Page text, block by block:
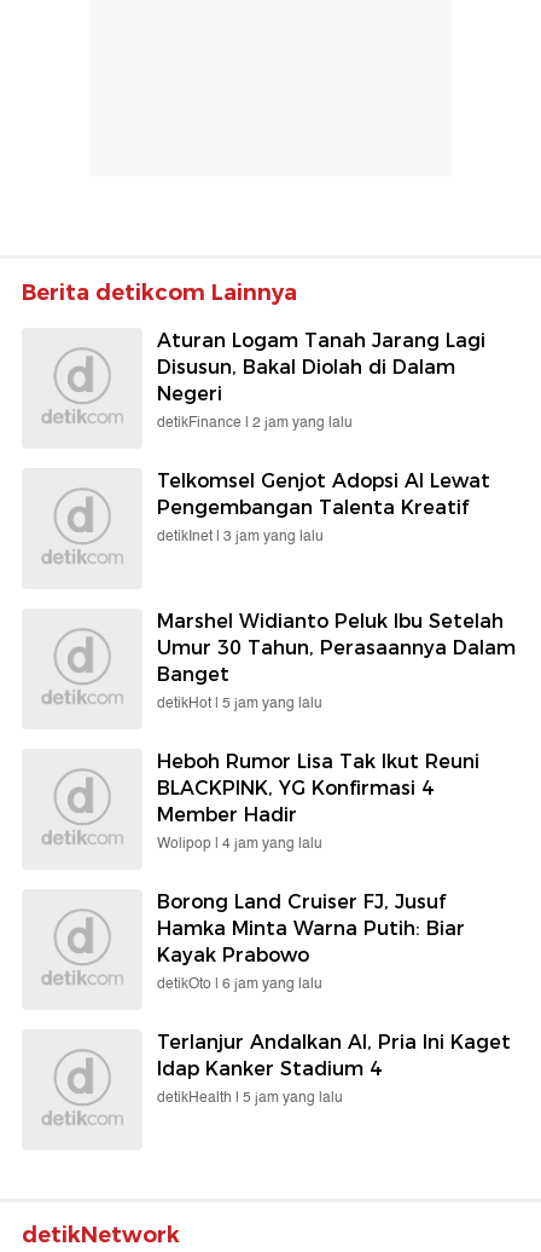
Berita detikcom Lainnya
Aturan Logam Tanah Jarang Lagi
Disusun, Bakal Diolah di Dalam
Negeri
detikFinance | 2 jam yang lalu
Telkomsel Genjot Adopsi AI Lewat
Pengembangan Talenta Kreatif
detikInet | 3 jam yang lalu
Marshel Widianto Peluk Ibu Setelah
Umur 30 Tahun, Perasaannya Dalam
Banget
detikHot | 5 jam yang lalu
Heboh Rumor Lisa Tak Ikut Reuni
BLACKPINK, YG Konfirmasi 4
Member Hadir
Wolipop | 4 jam yang lalu
Borong Land Cruiser FJ, Jusuf
Hamka Minta Warna Putih: Biar
Kayak Prabowo
detikOto | 6 jam yang lalu
Terlanjur Andalkan AI, Pria Ini Kaget
Idap Kanker Stadium 4
detikHealth | 5 jam yang lalu
detikNetwork